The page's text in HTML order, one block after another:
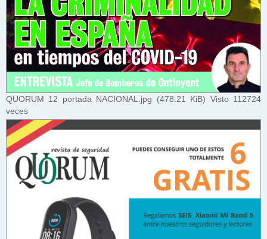
QUORUM 12 portada NACIONAL.jpg (478.21 KiB) Visto 112724
veces